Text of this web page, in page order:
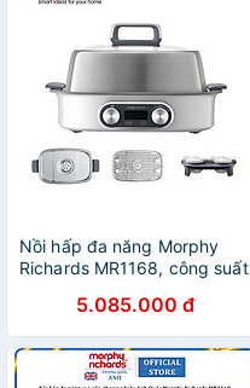
Nồi hấp đa năng Morphy
Richards MR1168, công suất
Lít và 2 khay 12 Lít ( tùy
chọn mua thêm khay) -
Hàng chính hãng, bảo hành
24 tháng
5.085.000 đ